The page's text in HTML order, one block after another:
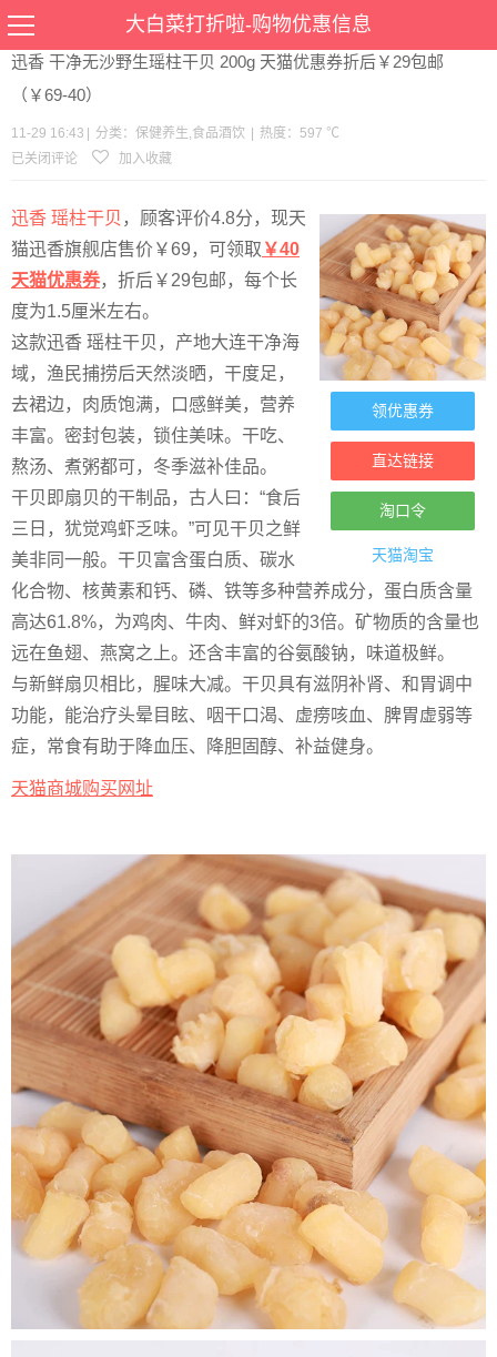
大白菜打折啦-购物优惠信息
当前位置： 优惠>保健养生食品酒饮>文章详情
迅香 干净无沙野生瑶柱干贝 200g 天猫优惠券折后￥29包邮
（￥69-40）
11-29 16:43 分类： 保健养生,食品酒饮
热度：597 ℃
已关闭评论
加入收藏
领优惠券
直达链接
淘口令
天猫淘宝
迅香 瑶柱干贝 ，顾客评价4.8分，现天
猫迅香旗舰店售价￥69，可领取 ￥40
天猫优惠券，折后￥29包邮，每个长
度为1.5厘米左右。
这款迅香 瑶柱干贝，产地大连干净海
域，渔民捕捞后天然淡晒，干度足，
去裙边，肉质饱满，口感鲜美，营养
丰富。密封包装，锁住美味。干吃、
熬汤、煮粥都可，冬季滋补佳品。
干贝即扇贝的干制品，古人曰：“食后
三日，犹觉鸡虾乏味。”可见干贝之鲜
美非同一般。干贝富含蛋白质、碳水
化合物、核黄素和钙、磷、铁等多种营养成分，蛋白质含量
高达61.8%，为鸡肉、牛肉、鲜对虾的3倍。矿物质的含量也
远在鱼翅、燕窝之上。还含丰富的谷氨酸钠，味道极鲜。
与新鲜扇贝相比，腥味大减。干贝具有滋阴补肾、和胃调中
功能，能治疗头晕目眩、咽干口渴、虚痨咳血、脾胃虚弱等
症，常食有助于降血压、降胆固醇、补益健身。
天猫商城购买网址